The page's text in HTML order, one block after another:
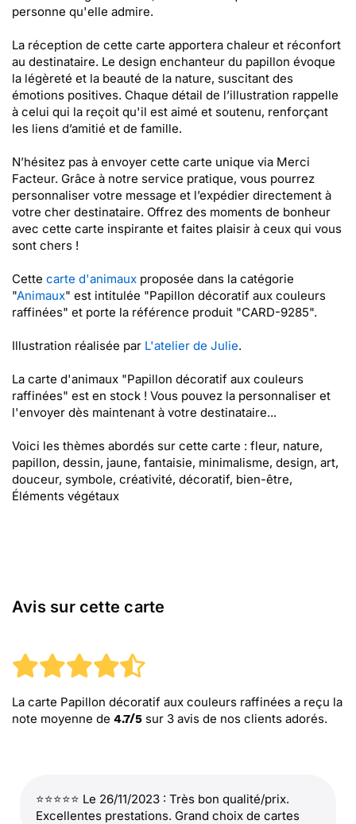
personne qu'elle admire.
La réception de cette carte apportera chaleur et réconfort
au destinataire. Le design enchanteur du papillon évoque
la légèreté et la beauté de la nature, suscitant des
émotions positives. Chaque détail de l’illustration rappelle
à celui qui la reçoit qu'il est aimé et soutenu, renforçant
les liens d’amitié et de famille.
N’hésitez pas à envoyer cette carte unique via Merci
Facteur. Grâce à notre service pratique, vous pourrez
personnaliser votre message et l’expédier directement à
votre cher destinataire. Offrez des moments de bonheur
avec cette carte inspirante et faites plaisir à ceux qui vous
sont chers !
Cette carte d'animaux proposée dans la catégorie
"Animaux" est intitulée "Papillon décoratif aux couleurs
raffinées" et porte la référence produit "CARD-9285".
Illustration réalisée par L'atelier de Julie.
La carte d'animaux "Papillon décoratif aux couleurs
raffinées" est en stock ! Vous pouvez la personnaliser et
l'envoyer dès maintenant à votre destinataire...
Voici les thèmes abordés sur cette carte : fleur, nature,
papillon, dessin, jaune, fantaisie, minimalisme, design, art,
douceur, symbole, créativité, décoratif, bien-être,
Éléments végétaux
Avis sur cette carte
La carte Papillon décoratif aux couleurs raffinées a reçu la
note moyenne de 4.7/5 sur 3 avis de nos clients adorés.
⭐⭐⭐⭐⭐ Le 26/11/2023 : Très bon qualité/prix.
Excellentes prestations. Grand choix de cartes